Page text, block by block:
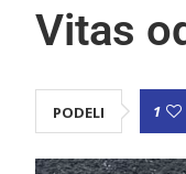
Vitas
PODELI 1